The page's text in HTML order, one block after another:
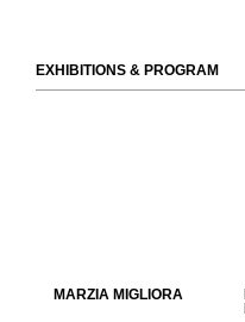
EXHIBITIONS & PROGRAM
MARZIA MIGLIORA